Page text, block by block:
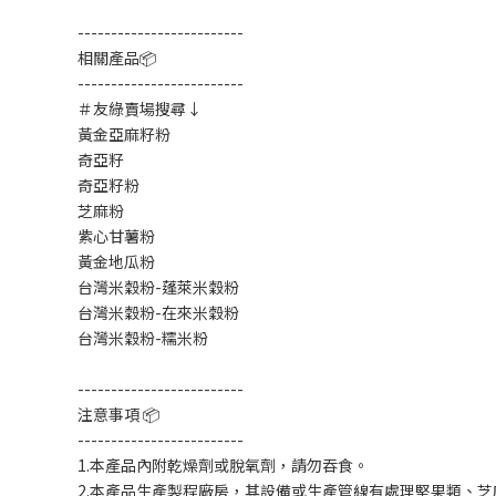
-------------------------
相關產品📦
-------------------------
＃友綠賣場搜尋↓
黃金亞麻籽粉
奇亞籽
奇亞籽粉
芝麻粉
紫心甘薯粉
黃金地瓜粉
台灣米穀粉-蓬萊米穀粉
台灣米穀粉-在來米穀粉
台灣米穀粉-糯米粉
-------------------------
注意事項 📦
-------------------------
1.本產品內附乾燥劑或脫氧劑，請勿吞食。
2.本產品生產製程廠房，其設備或生產管線有處理堅果類、